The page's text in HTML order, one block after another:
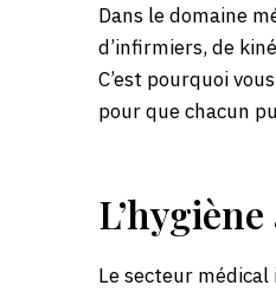
Dans le domaine
d’infirmiers, de
C’est pourquoi
pour que chacun
Le secteur